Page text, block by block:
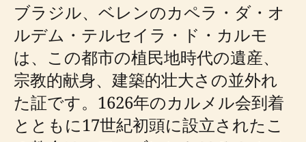
ブラジル、ベレンのカペラ・ダ・オ
ルデム・テルセイラ・ド・カルモ
は、この都市の植民地時代の遺産、
宗教的献身、建築的壮大さの並外れ
た証です。1626年のカルメル会到着
とともに17世紀初頭に設立されたこ